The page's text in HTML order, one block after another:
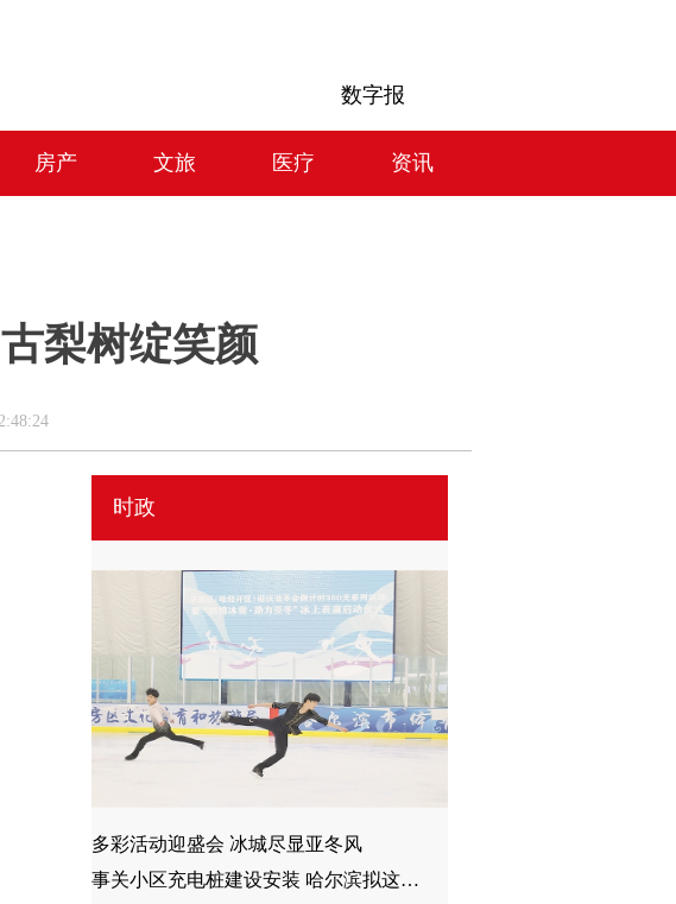
数字报
房产 文旅 医疗 资讯
梨树绽笑颜
时政
多彩活动迎盛会 冰城尽显亚冬风
事关小区充电桩建设安装 哈尔滨拟这样管理